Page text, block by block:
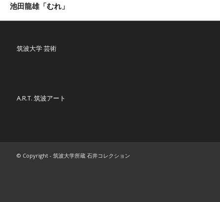
池田龍雄「むれ」
筑波大学 芸術
A.R.T. 筑波アート
© Copyright - 筑波大学所蔵 石井コレクション